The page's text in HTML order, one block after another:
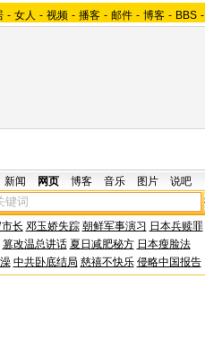
- 女人 - 视频 - 播客 - 邮件 - 博客 - BBS -
新闻 网页 博客 音乐 图片 说吧
长 邓玉娇失踪 朝鲜军事演习 日本兵赎罪
篡改温总讲话 夏日减肥秘方 日本瘦脸法
中共卧底结局 慈禧不快乐 侵略中国报告